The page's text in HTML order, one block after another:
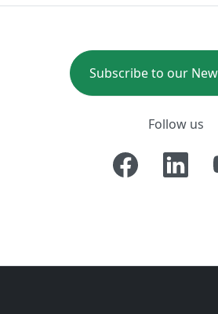
Subscribe to our
Follow us